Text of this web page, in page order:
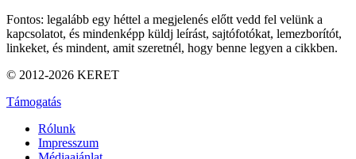
Fontos: legalább egy héttel a megjelenés előtt vedd fel velünk a
kapcsolatot, és mindenképp küldj leírást, sajtófotókat, lemezborítót,
linkeket, és mindent, amit szeretnél, hogy benne legyen a cikkben.
© 2012-2026 KERET
Támogatás
Rólunk
Impresszum